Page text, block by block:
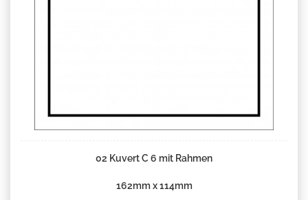
02 Kuvert C 6 mit Rahmen
162mm x 114mm